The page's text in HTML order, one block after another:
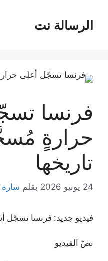
المحتوىالرسالة نت
فرنسا
حرارةٍ
تاريخها
24 يونيو 2026 بقلم سارة
فيديو جديد: فرنسا تسجّل
نصّ الفيديو